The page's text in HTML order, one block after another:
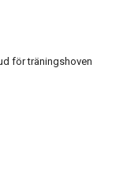
för träningshoven